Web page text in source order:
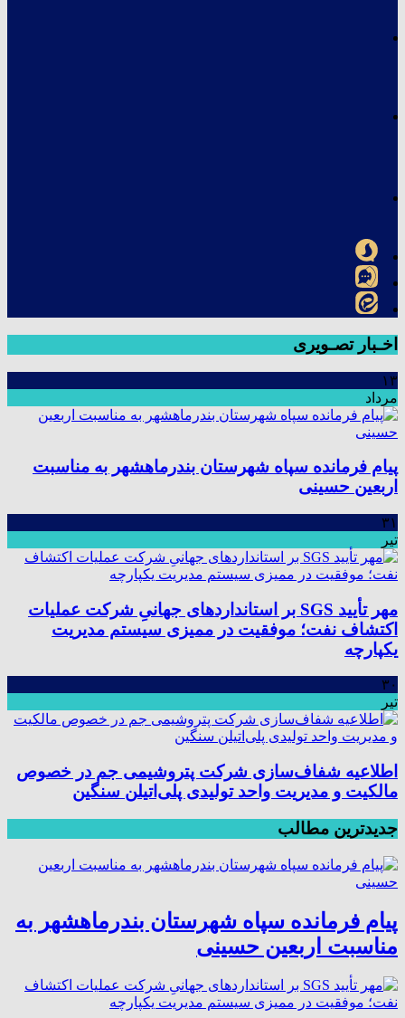
اخـبار تصـویری
۱۳
مرداد
پیام فرمانده سپاه شهرستان بندرماهشهر به مناسبت
اربعین حسینی
۳۱
تیر
مهر تأیید SGS بر استانداردهای جهانیِ شرکت عملیات
اکتشاف نفت؛ موفقیت در ممیزی سیستم مدیریت
یکپارچه
۳۰
تیر
اطلاعیه شفاف‌سازی شرکت پتروشیمی جم در خصوص
مالکیت و مدیریت واحد تولیدی پلی‌اتیلن سنگین
جدیدترین مطالب
پیام فرمانده سپاه شهرستان بندرماهشهر به
مناسبت اربعین حسینی